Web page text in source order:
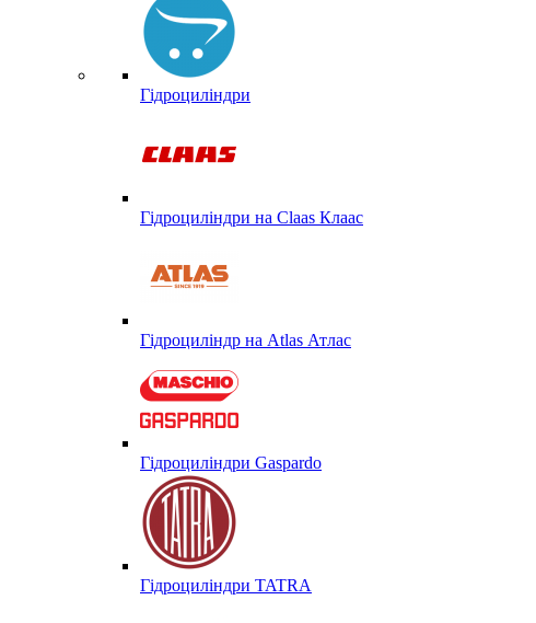
Гідроциліндри
Гідроциліндри на Claas Клаас
Гідроциліндр на Atlas Атлас
Гідроциліндри Gaspardo
Гідроциліндри TATRA